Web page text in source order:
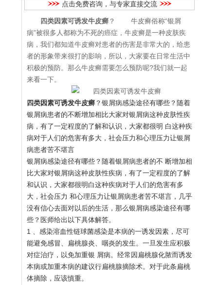
点击免费咨询，与专家直接交流
四类因素可诱发牛皮癣 ？ 牛皮癣俗称“银屑
病”被很多人都称为不死的癌症，牛皮癣是一种皮肤疾
病，我们都知道牛皮癣对患者的伤害是非常大的，给患
者的形象带来很打的影响，所以，大家要在日常生活中
积极的预防。那么牛皮癣需要怎么预防呢?我们就一起
来看一下。
四类因素可诱发牛皮癣 ？银屑病感染途径有哪些？随着
银屑病患者的不断增加相比大家对银屑病这种皮肤性疾
病，有了一定程度的了解和认识，大家都很明 白这种疾
病对于人们的危害有多大，社会压力和心理压力让银屑
病患者苦不堪言
银屑病感染途径有哪些？随着银屑病患者的不 断增加相
比大家对银屑病这种皮肤性疾病，有了一定程度的了解
和认识，大家都很明白这种疾病对于人们的危害有多
大，社会压力 和心理压力让银屑病患者苦不堪言，几乎
没有信心去面对以后的生活，那么银屑病感染途径有哪
些？医师给出以下具体解答。
1 、感染溶血性链球菌感染是本病的一诱发因素，尽可
能避免感冒、扁桃腺炎、咽炎的发生。一旦发生应积极
对症治疗，以免加重银 屑病。经常因扁桃腺化脓而诱发
本病或加重本病的建议行扁桃腺摘除术。对于此条扁桃
体摘除，应该慎重。